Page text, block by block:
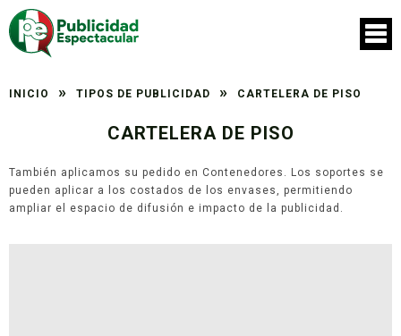
INICIO » TIPOS DE PUBLICIDAD » CARTELERA DE PISO
CARTELERA DE PISO
También aplicamos su pedido en Contenedores. Los soportes se
pueden aplicar a los costados de los envases, permitiendo
ampliar el espacio de difusión e impacto de la publicidad.